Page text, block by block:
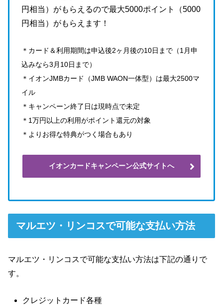
円相当）がもらえるので最大5000ポイント（5000
円相当）がもらえます！
＊カード＆利用期間は申込後2ヶ月後の10日まで（1月申
込みなら3月10日まで）
＊イオンJMBカード（JMB WAON一体型）は最大2500マ
イル
＊キャンペーン終了日は現時点で未定
＊1万円以上の利用がポイント還元の対象
＊よりお得な特典がつく場合もあり
イオンカードキャンペーン公式サイトへ
マルエツ・リンコスで可能な支払い方法
マルエツ・リンコスで可能な支払い方法は下記の通りで
す。
クレジットカード各種